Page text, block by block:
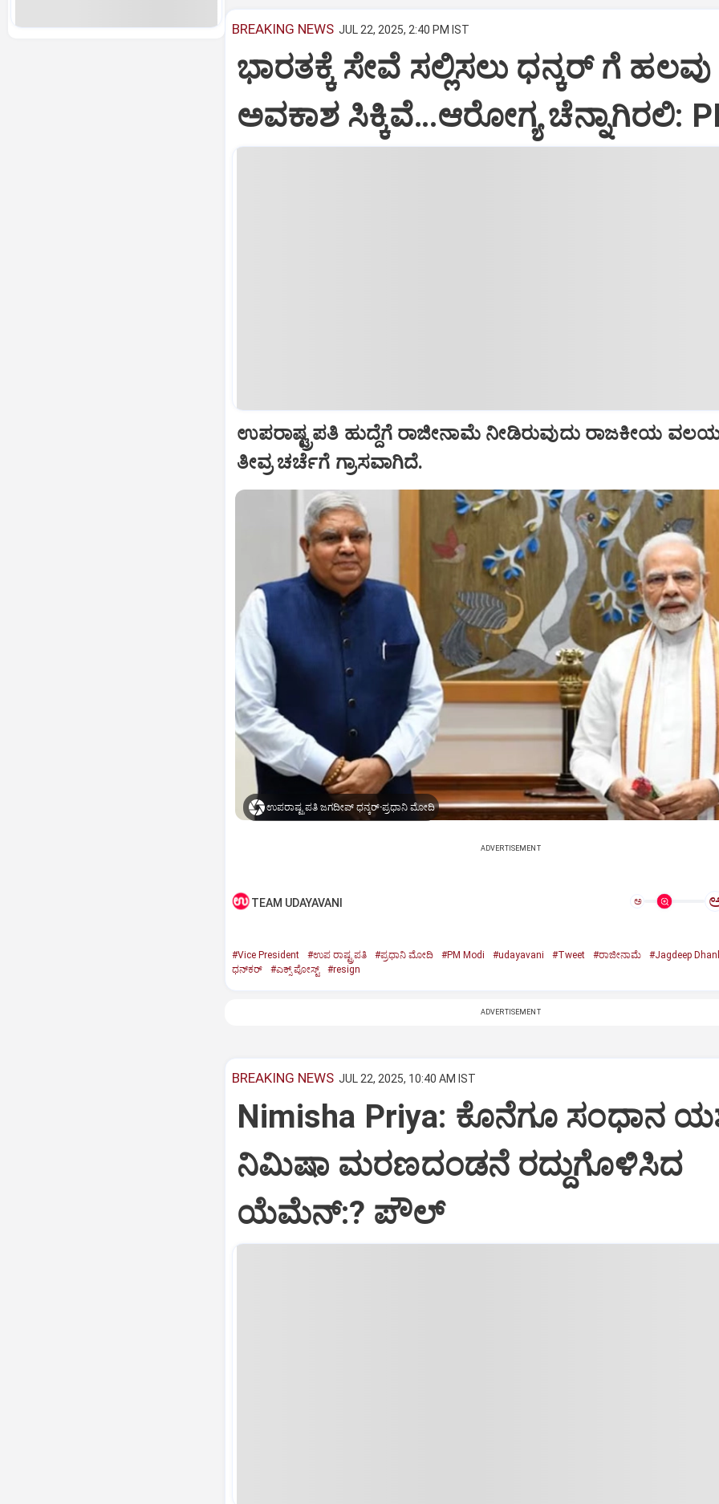
BREAKING NEWS JUL 22, 2025, 2:40 PM IST
ಭಾರತಕ್ಕೆ ಸೇವೆ ಸಲ್ಲಿಸಲು ಧನ್ಕರ್‌ ಗೆ ಹಲವು
ಅವಕಾಶ ಸಿಕ್ಕಿವೆ…ಆರೋಗ್ಯ ಚೆನ್ನಾಗಿರಲಿ:
ಉಪರಾಷ್ಟ್ರಪತಿ ಹುದ್ದೆಗೆ ರಾಜೀನಾಮೆ ನೀಡಿರುವುದು ರಾಜಕೀಯ
ತೀವ್ರ ಚರ್ಚೆಗೆ ಗ್ರಾಸವಾಗಿದೆ.
ಉಪರಾಷ್ಟ್ರಪತಿ ಜಗದೀಪ್‌ ಧನ್ಕರ್-ಪ್ರಧಾನಿ ಮೋದಿ
ADVERTISEMENT
TEAM UDAYAVANI ಅ
#Vice President #ಉಪ ರಾಷ್ಟ್ರಪತಿ #ಪ್ರಧಾನಿ ಮೋದಿ #PM Modi #udayavani #Tweet #ರಾಜೀನಾಮೆ
#Jagdeep
ಧನ್‌ಕರ್‌
#ಎಕ್ಸ್‌ ಪೋಸ್ಟ್ #resign
ADVERTISEMENT
BREAKING NEWS JUL 22, 2025, 10:40 AM IST
Nimisha Priya: ಕೊನೆಗೂ ಸಂಧಾನ
ನಿಮಿಷಾ ಮರಣದಂಡನೆ ರದ್ದುಗೊಳಿಸಿದ
ಯೆಮೆನ್:? ಪೌಲ್